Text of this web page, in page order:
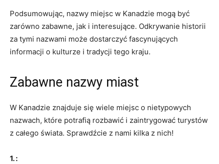
Podsumowując, nazwy miejsc w Kanadzie mogą być
zarówno zabawne, jak i ​interesujące. Odkrywanie⁢ historii
za ‌tymi ⁢nazwami może dostarczyć fascynujących
‌informacji o kulturze i tradycji tego ‍kraju.
Zabawne nazwy miast
W Kanadzie⁤ znajduje się ​wiele miejsc o nietypowych
nazwach, które potrafią rozbawić‍ i zaintrygować⁣ turystów​
z ⁢całego świata. Sprawdźcie⁢ z nami ⁤kilka z nich!
1. :